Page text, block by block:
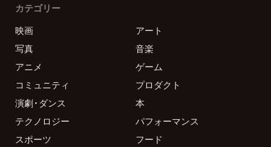
カテゴリー
映画
アート
写真
音楽
アニメ
ゲーム
コミュニティ
プロダクト
演劇・ダンス
本
テクノロジー
パフォーマンス
スポーツ
フード